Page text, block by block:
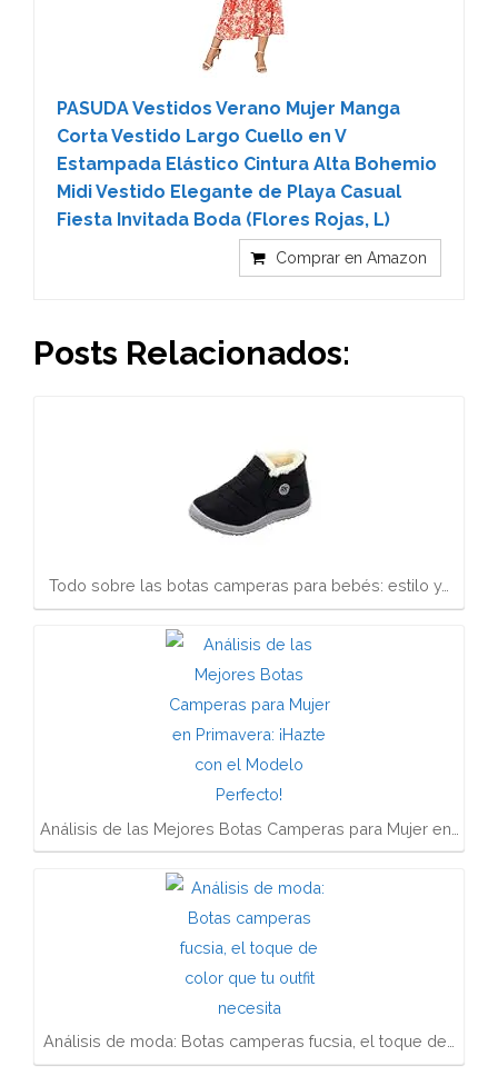
PASUDA Vestidos Verano Mujer Manga
Corta Vestido Largo Cuello en V
Estampada Elástico Cintura Alta Bohemio
Midi Vestido Elegante de Playa Casual
Fiesta Invitada Boda (Flores Rojas, L)
Comprar en Amazon
Posts Relacionados:
Todo sobre las botas camperas para bebés: estilo y…
Análisis de las Mejores Botas Camperas para Mujer en…
Análisis de moda: Botas camperas fucsia, el toque de…